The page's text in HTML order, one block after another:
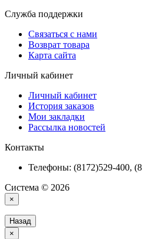
Служба поддержки
Связаться с нами
Возврат товара
Карта сайта
Личный кабинет
Личный кабинет
История заказов
Мои закладки
Рассылка новостей
Контакты
Телефоны: (8172)529-400,
Система © 2026
×
Назад
×